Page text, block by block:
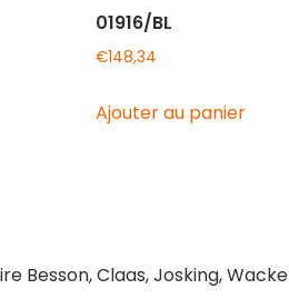
01916/BL
€148,34
Ajouter au panier
Besson, Claas, Josking,